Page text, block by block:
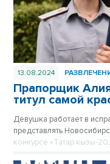
13.08.2024
Прапорщик
титул самой
Девушка работает в
представлять
конкурсе «Татар кызы-